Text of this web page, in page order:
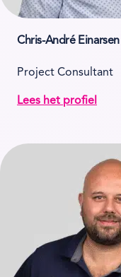
Chris-André Einarsen
Project Consultant
Lees het profiel